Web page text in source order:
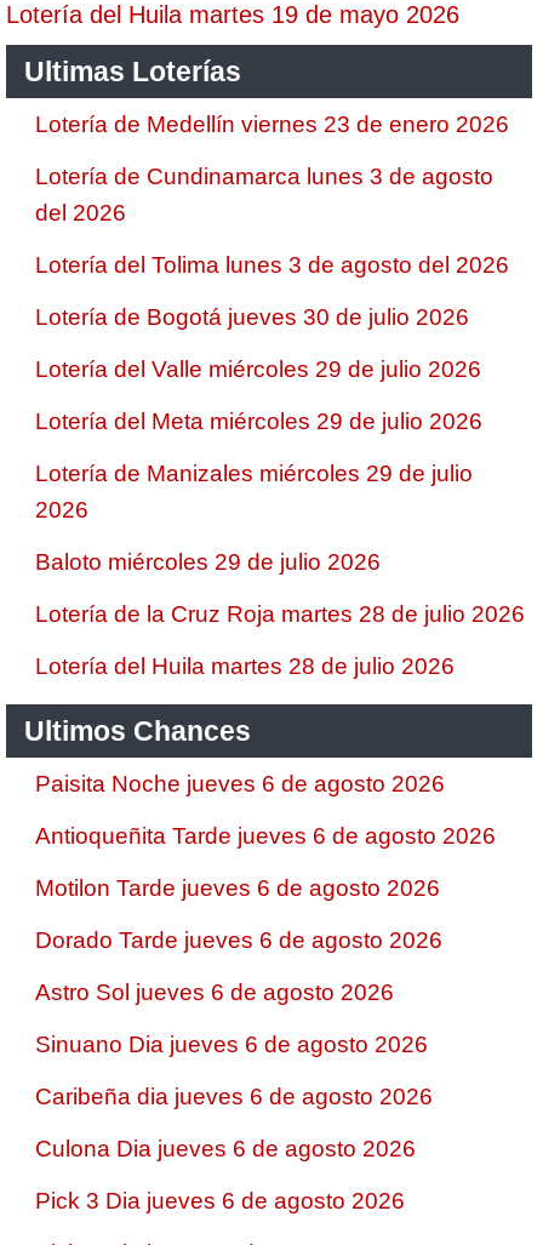
Lotería del Huila martes 19 de mayo 2026
Ultimas Loterías
Lotería de Medellín viernes 23 de enero 2026
Lotería de Cundinamarca lunes 3 de agosto
del 2026
Lotería del Tolima lunes 3 de agosto del 2026
Lotería de Bogotá jueves 30 de julio 2026
Lotería del Valle miércoles 29 de julio 2026
Lotería del Meta miércoles 29 de julio 2026
Lotería de Manizales miércoles 29 de julio
2026
Baloto miércoles 29 de julio 2026
Lotería de la Cruz Roja martes 28 de julio 2026
Lotería del Huila martes 28 de julio 2026
Ultimos Chances
Paisita Noche jueves 6 de agosto 2026
Antioqueñita Tarde jueves 6 de agosto 2026
Motilon Tarde jueves 6 de agosto 2026
Dorado Tarde jueves 6 de agosto 2026
Astro Sol jueves 6 de agosto 2026
Sinuano Dia jueves 6 de agosto 2026
Caribeña dia jueves 6 de agosto 2026
Culona Dia jueves 6 de agosto 2026
Pick 3 Dia jueves 6 de agosto 2026